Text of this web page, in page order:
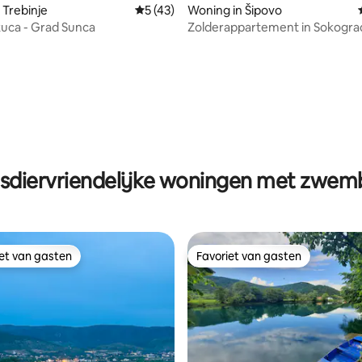
Gemiddelde beoordeling van 5 op 5, 43
5 (43)
- Grad Sunca
Woning in Šipovo
Zolderappartement in
woningen met
van gasten
van gasten Favoriet van gasten
Favoriet van gasten